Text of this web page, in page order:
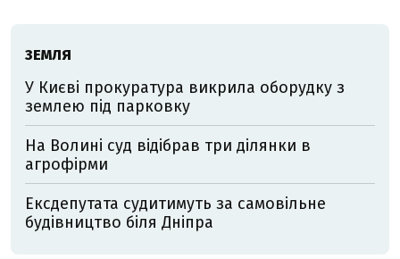
ЗЕМЛЯ
У Києві прокуратура викрила оборудку з
землею під парковку
На Волині суд відібрав три ділянки в
агрофірми
Ексдепутата судитимуть за самовільне
будівництво біля Дніпра